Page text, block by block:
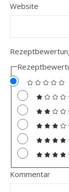
Website
Kommentar